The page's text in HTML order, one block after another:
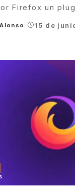
Firefox un
15 de